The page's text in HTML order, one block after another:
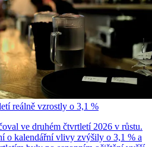
reálně vzrostly o 3,1 %
ve druhém čtvrtletí 2026 v růstu.
o kalendářní vlivy zvýšily o 3,1 % a